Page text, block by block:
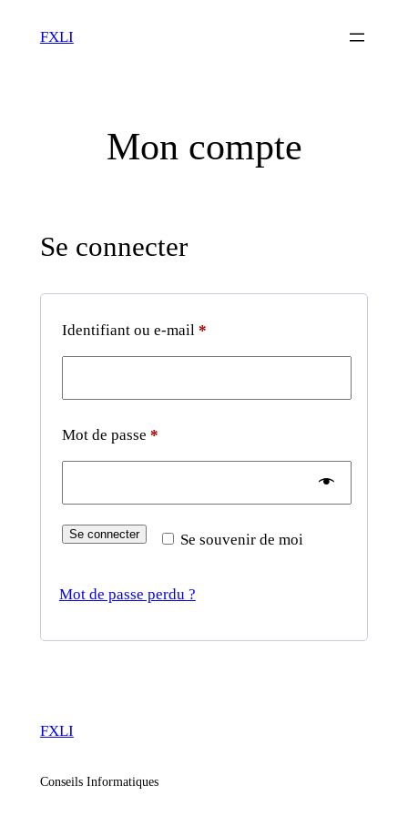
FXLI
Mon compte
Se connecter
Identifiant ou e-mail *Obligatoire
Mot de passe *Obligatoire
Se souvenir de moi
Se connecter
Mot de passe perdu ?
FXLI
Conseils Informatiques